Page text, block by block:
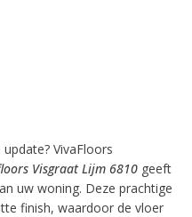
VivaFloors
Visgraat Lijm 6810 geeft
uw woning. Deze prachtige
finish, waardoor de vloer